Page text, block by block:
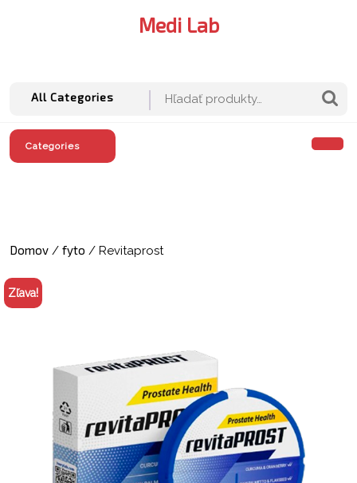
Medi Lab
All Categories Hľadať:
Categories
Domov / fyto / Revitaprost
Zľava!